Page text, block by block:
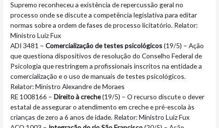
Supremo reconheceu a existência de repercussão geral no
processo onde se discute a competência legislativa para editar
normas sobre a ordem de fases de processo licitatório. Relator:
Ministro Luiz Fux
ADI 3481 –Comercialização de testes psicológicos(19/5) – Ação
que questiona dispositivos de resolução do Conselho Federal de
Psicologia que restringem a profissionais inscritos na entidade a
comercialização e o uso de manuais de testes psicológicos.
Relator: Ministro Alexandre de Moraes
RE 1008166 – Direito à creche(19/5) – O recurso discute o dever
estatal de assegurar o atendimento em creche e pré-escola às
crianças de zero a 6 anos de idade. Relator: Ministro Luiz Fux